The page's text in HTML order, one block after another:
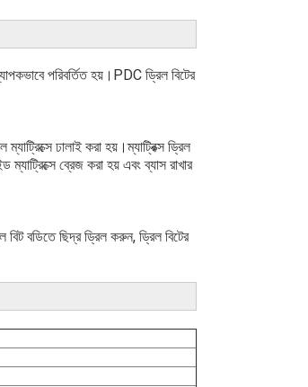
পরিবর্তিত হয়।PDC ড্রিল বিটের
ঢালাই করা হয়।ম্যাট্রিক্স ড্রিল
ম্যাট্রিক্সে ব্রেজ করা হয় এবং ব্যাস রাখার
বিট বডিতে ছিদ্র ড্রিল করুন, ড্রিল বিটের